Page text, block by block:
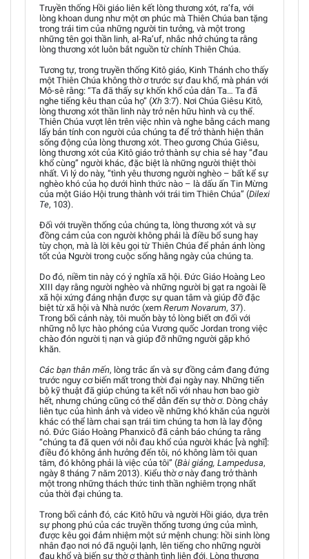
Truyền thống Hồi giáo liên kết lòng thương xót, ra’fa, với
lòng khoan dung như một ơn phúc mà Thiên Chúa ban tặng
trong trái tim của những người tin tưởng, và một trong
những tên gọi thần linh, al-Ra’uf, nhắc nhở chúng ta rằng
lòng thương xót luôn bắt nguồn từ chính Thiên Chúa.
Tương tự, trong truyền thống Kitô giáo, Kinh Thánh cho thấy
một Thiên Chúa không thờ ơ trước sự đau khổ, mà phán với
Mô-sê rằng: “Ta đã thấy sự khốn khổ của dân Ta… Ta đã
nghe tiếng kêu than của họ” (Xh 3:7). Nơi Chúa Giêsu Kitô,
lòng thương xót thần linh này trở nên hữu hình và cụ thể.
Thiên Chúa vượt lên trên việc nhìn và nghe bằng cách mang
lấy bản tính con người của chúng ta để trở thành hiện thân
sống động của lòng thương xót. Theo gương Chúa Giêsu,
lòng thương xót của Kitô giáo trở thành sự chia sẻ hay “đau
khổ cùng” người khác, đặc biệt là những người thiệt thòi
nhất. Vì lý do này, “tình yêu thương người nghèo – bất kể sự
nghèo khó của họ dưới hình thức nào – là dấu ấn Tin Mừng
của một Giáo Hội trung thành với trái tim Thiên Chúa” (Dilexi
Te, 103).
Đối với truyền thống của chúng ta, lòng thương xót và sự
đồng cảm của con người không phải là điều bổ sung hay
tùy chọn, mà là lời kêu gọi từ Thiên Chúa để phản ánh lòng
tốt của Người trong cuộc sống hằng ngày của chúng ta.
Do đó, niềm tin này có ý nghĩa xã hội. Đức Giáo Hoàng Leo
XIII dạy rằng người nghèo và những người bị gạt ra ngoài lề
xã hội xứng đáng nhận được sự quan tâm và giúp đỡ đặc
biệt từ xã hội và Nhà nước (xem Rerum Novarum, 37).
Trong bối cảnh này, tôi muốn bày tỏ lòng biết ơn đối với
những nỗ lực hào phóng của Vương quốc Jordan trong việc
chào đón người tị nạn và giúp đỡ những người gặp khó
khăn.
Các bạn thân mến, lòng trắc ẩn và sự đồng cảm đang đứng
trước nguy cơ biến mất trong thời đại ngày nay. Những tiến
bộ kỹ thuật đã giúp chúng ta kết nối với nhau hơn bao giờ
hết, nhưng chúng cũng có thể dẫn đến sự thờ ơ. Dòng chảy
liên tục của hình ảnh và video về những khó khăn của người
khác có thể làm chai sạn trái tim chúng ta hơn là lay động
nó. Đức Giáo Hoàng Phanxicô đã cảnh báo chúng ta rằng
“chúng ta đã quen với nỗi đau khổ của người khác [và nghĩ]:
điều đó không ảnh hưởng đến tôi, nó không làm tôi quan
tâm, đó không phải là việc của tôi” (Bài giảng, Lampedusa,
ngày 8 tháng 7 năm 2013). Kiểu thờ ơ này đang trở thành
một trong những thách thức tinh thần nghiêm trọng nhất
của thời đại chúng ta.
Trong bối cảnh đó, các Kitô hữu và người Hồi giáo, dựa trên
sự phong phú của các truyền thống tương ứng của mình,
được kêu gọi đảm nhiệm một sứ mệnh chung: hồi sinh lòng
nhân đạo nơi nó đã nguội lạnh, lên tiếng cho những người
đau khổ và biến sự thờ ơ thành tình liên đới. Lòng thương